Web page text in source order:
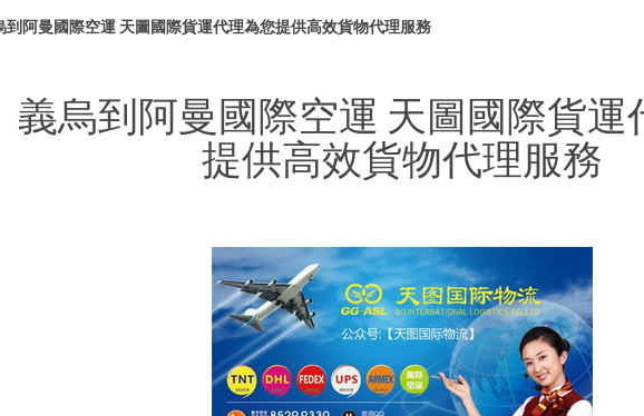
到阿曼國際空運 天圖國際貨運代理為您提供高效貨物代理服務
義烏到阿曼國際空運 天圖國際貨運
提供高效貨物代理服務